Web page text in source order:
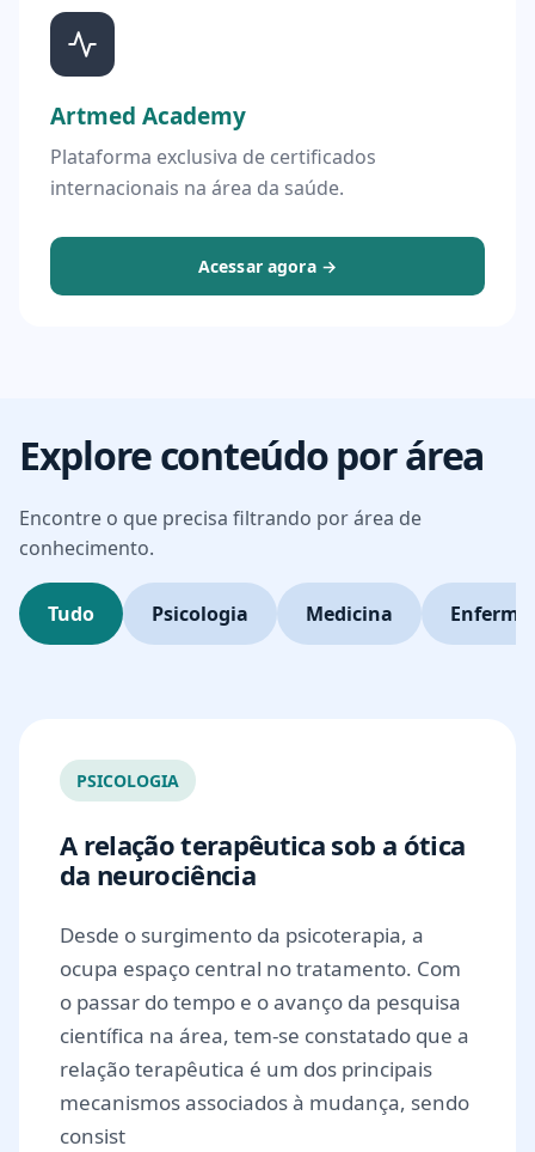
Artmed Academy
Plataforma exclusiva de certificados
internacionais na área da saúde.
Acessar agora →
Explore conteúdo por área
Encontre o que precisa filtrando por área de
conhecimento.
Tudo Psicologia Medicina
PSICOLOGIA
A relação terapêutica sob a ótica
da neurociência
Desde o surgimento da psicoterapia, a
ocupa espaço central no tratamento. Com
o passar do tempo e o avanço da pesquisa
científica na área, tem-se constatado que a
relação terapêutica é um dos principais
mecanismos associados à mudança, sendo
consist